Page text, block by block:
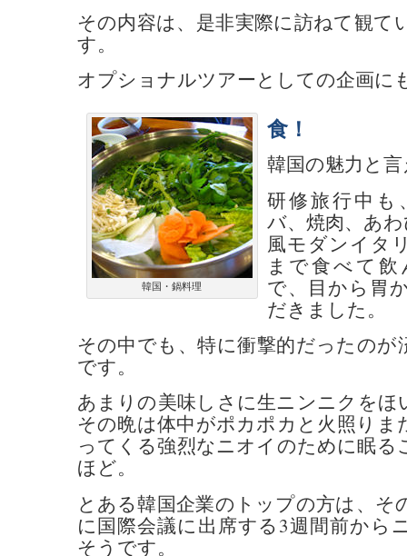
その内容は、是非実際に訪ねて観て
す。
オプショナルツアーとしての企画に
韓国・鍋料理
食！
韓国の魅力と
研修旅行中
バ、焼肉、あ
風モダンイタ
まで食べて
で、目から胃
だきました。
その中でも、特に衝撃的だったのが
です。
あまりの美味しさに生ニンニクをほ
その晩は体中がポカポカと火照りま
ってくる強烈なニオイのために眠る
ほど。
とある韓国企業のトップの方は、そ
に国際会議に出席する3週間前から
そうです。